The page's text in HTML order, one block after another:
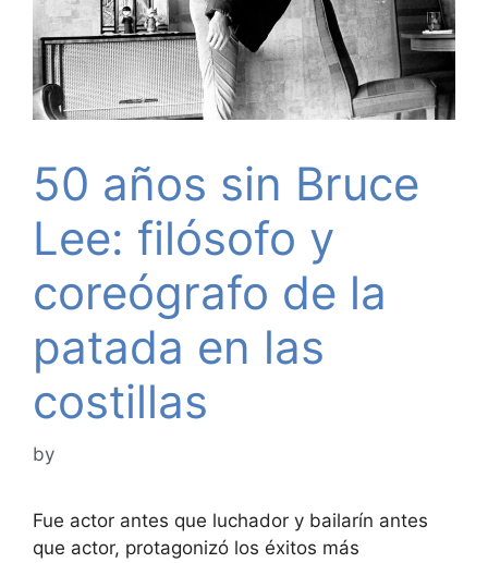
50 años sin Bruce
Lee: filósofo y
coreógrafo de la
patada en las
costillas
by
Fue actor antes que luchador y bailarín antes
que actor, protagonizó los éxitos más